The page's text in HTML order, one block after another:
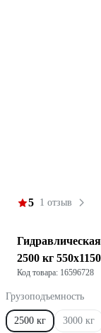
5 1 отзыв
2500 кг
Код товара: 16596728
Грузоподъемность
2500 кг 3000 кг